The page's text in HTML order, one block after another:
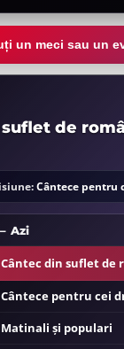
un meci sau un
de
Cântece pentru
Azi
Cântec din suflet de
Cântece pentru cei
Matinali și populari